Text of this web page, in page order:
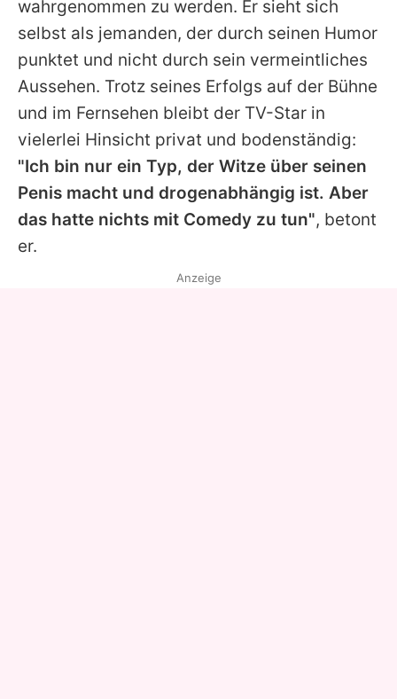
wahrgenommen zu werden. Er sieht sich
selbst als jemanden, der durch seinen Humor
punktet und nicht durch sein vermeintliches
Aussehen. Trotz seines Erfolgs auf der Bühne
und im Fernsehen bleibt der TV-Star in
vielerlei Hinsicht privat und bodenständig:
"Ich bin nur ein Typ, der Witze über seinen
Penis macht und drogenabhängig ist. Aber
das hatte nichts mit Comedy zu tun", betont
er.
Anzeige